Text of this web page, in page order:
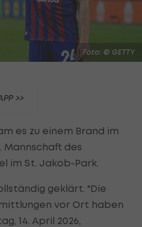
Foto: © GETTY
>>
es zu einem Brand im
Mannschaft des
im St. Jakob-Park.
geklärt. "Die
vor Ort haben
14. April 2026,